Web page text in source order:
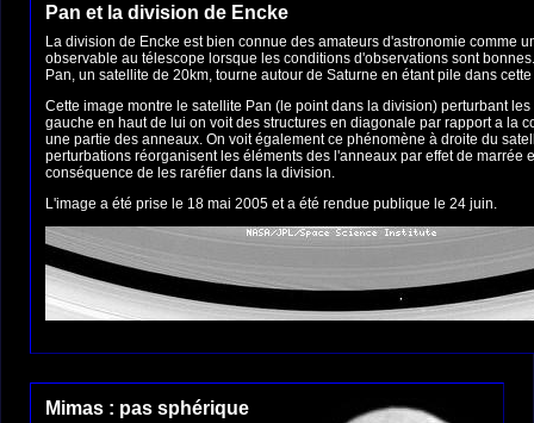
Pan et la division de Encke
La division de Encke est bien connue des amateurs d'astronomie comme
observable au télescope lorsque les conditions d'observations sont
Pan, un satellite de 20km, tourne autour de Saturne en étant pile dans
Cette image montre le satellite Pan (le point dans la division) perturbant
gauche en haut de lui on voit des structures en diagonale par rapport a la
une partie des anneaux. On voit également ce phénomène à droite du
perturbations réorganisent les éléments des l'anneaux par effet de marrée
conséquence de les raréfier dans la division.
L'image a été prise le 18 mai 2005 et a été rendue publique le 24 juin.
Mimas : pas sphérique